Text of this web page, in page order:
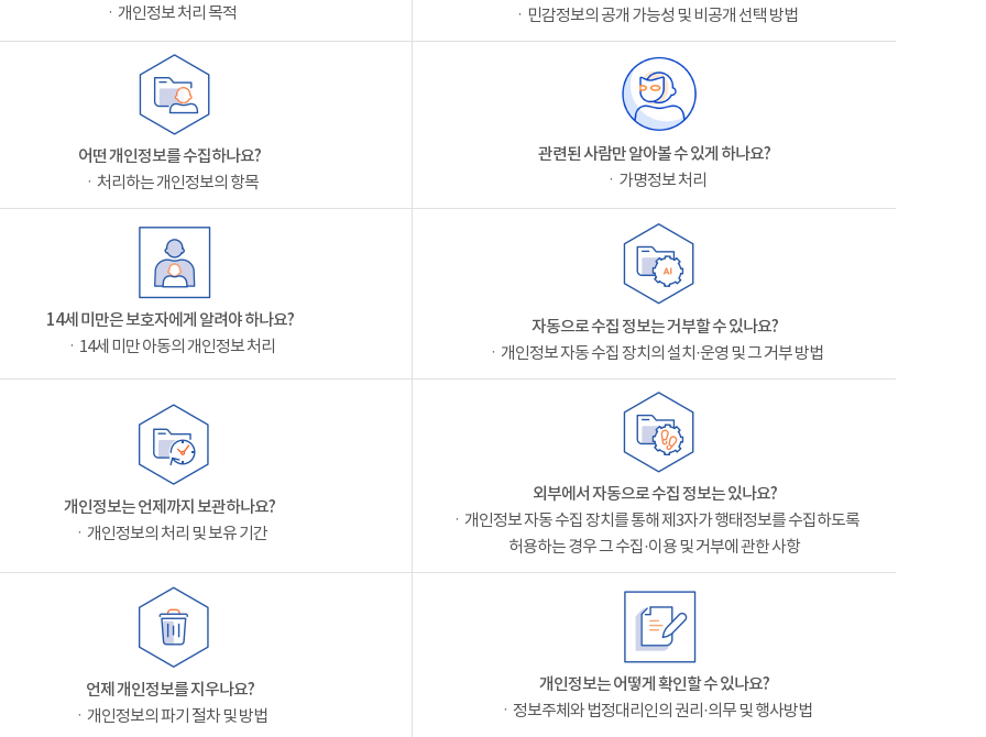
ㆍ개인정보 처리 목적
ㆍ민감정보의 공개 가능성 및 비공개 선택 방법
어떤 개인정보를 수집하나요?
ㆍ처리하는 개인정보의 항목
관련된 사람만 알아볼 수 있게 하나요?
ㆍ가명정보 처리
14세 미만은 보호자에게 알려야 하나요?
ㆍ14세 미만 아동의 개인정보 처리
자동으로 수집 정보는 거부할 수 있나요?
ㆍ개인정보 자동 수집 장치의 설치·운영 및 그 거부 방법
개인정보는 언제까지 보관하나요?
ㆍ개인정보의 처리 및 보유 기간
외부에서 자동으로 수집 정보는 있나요?
ㆍ개인정보 자동 수집 장치를 통해 제3자가 행태정보를 수집하도록
허용하는 경우 그 수집·이용 및 거부에 관한 사항
언제 개인정보를 지우나요?
ㆍ개인정보의 파기 절차 및 방법
개인정보는 어떻게 확인할 수 있나요?
ㆍ정보주체와 법정대리인의 권리·의무 및 행사방법